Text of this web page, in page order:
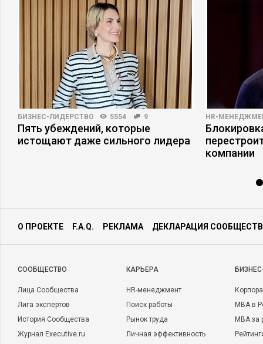
БИЗНЕС-ЛИДЕРСТВО 5554 9
Пять убеждений, которые
истощают даже сильного лидера
HR-
компании
О ПРОЕКТЕ F.A.Q. РЕКЛАМА ДЕКЛАРАЦИЯ
CООБЩЕСТВО
Лица Сообщества
Лига экспертов
История Сообщества
Журнал Executive.ru
КАРЬЕРА
HR-менеджмент
Поиск работы
Рынок труда
Личная эффективность
MBA в
MBA